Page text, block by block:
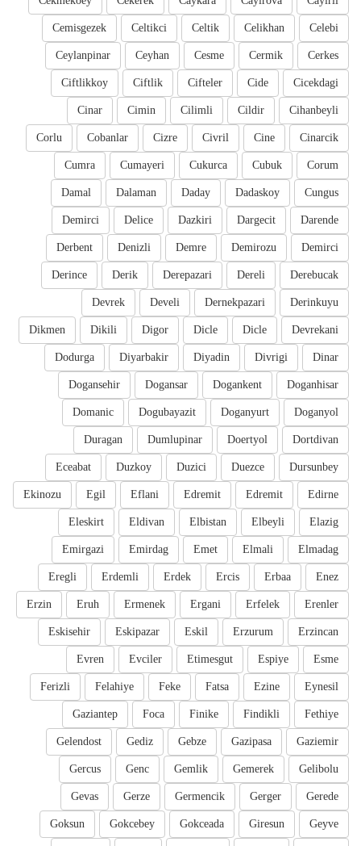
Celebi
Celikhan
Celtik
Celtikci
Cemisgezek
Cerkes
Cermik
Cesme
Ceyhan
Ceylanpinar
Cicekdagi
Cide
Cifteler
Ciftlik
Ciftlikkoy
Cihanbeyli
Cildir
Cilimli
Cimin
Cinar
Cinarcik
Cine
Civril
Cizre
Cobanlar
Corlu
Corum
Cubuk
Cukurca
Cumayeri
Cumra
Cungus
Dadaskoy
Daday
Dalaman
Damal
Darende
Dargecit
Dazkiri
Delice
Demirci
Demirci
Demirozu
Demre
Denizli
Derbent
Derebucak
Dereli
Derepazari
Derik
Derince
Derinkuyu
Dernekpazari
Develi
Devrek
Devrekani
Dicle
Dicle
Digor
Dikili
Dikmen
Dinar
Divrigi
Diyadin
Diyarbakir
Dodurga
Doganhisar
Dogankent
Dogansar
Dogansehir
Doganyol
Doganyurt
Dogubayazit
Domanic
Dortdivan
Doertyol
Dumlupinar
Duragan
Dursunbey
Duezce
Duzici
Duzkoy
Eceabat
Edirne
Edremit
Edremit
Eflani
Egil
Ekinozu
Elazig
Elbeyli
Elbistan
Eldivan
Eleskirt
Elmadag
Elmali
Emet
Emirdag
Emirgazi
Enez
Erbaa
Ercis
Erdek
Erdemli
Eregli
Erenler
Erfelek
Ergani
Ermenek
Eruh
Erzin
Erzincan
Erzurum
Eskil
Eskipazar
Eskisehir
Esme
Espiye
Etimesgut
Evciler
Evren
Eynesil
Ezine
Fatsa
Feke
Felahiye
Ferizli
Fethiye
Findikli
Finike
Foca
Gaziantep
Gaziemir
Gazipasa
Gebze
Gediz
Gelendost
Gelibolu
Gemerek
Gemlik
Genc
Gercus
Gerede
Gerger
Germencik
Gerze
Gevas
Geyve
Giresun
Gokceada
Gokcebey
Goksun